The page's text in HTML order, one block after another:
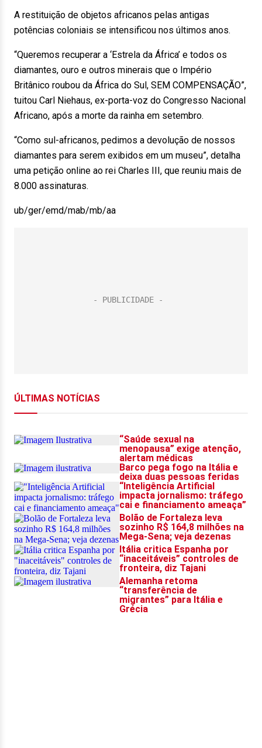
A restituição de objetos africanos pelas antigas
potências coloniais se intensificou nos últimos anos.
“Queremos recuperar a ‘Estrela da África’ e todos os
diamantes, ouro e outros minerais que o Império
Britânico roubou da África do Sul, SEM COMPENSAÇÃO”,
tuitou Carl Niehaus, ex-porta-voz do Congresso Nacional
Africano, após a morte da rainha em setembro.
“Como sul-africanos, pedimos a devolução de nossos
diamantes para serem exibidos em um museu”, detalha
uma petição online ao rei Charles III, que reuniu mais de
8.000 assinaturas.
ub/ger/emd/mab/mb/aa